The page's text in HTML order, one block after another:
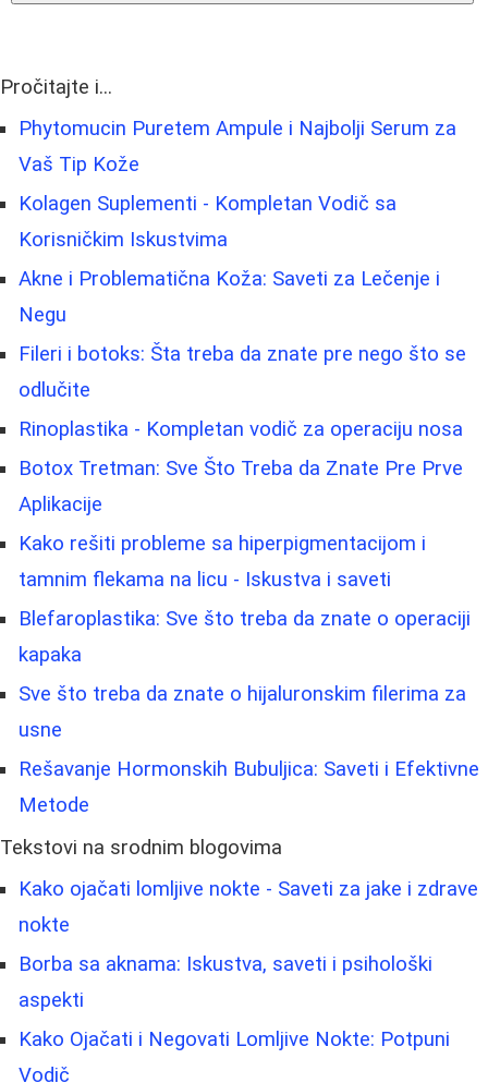
Pročitajte i...
Phytomucin Puretem Ampule i Najbolji Serum za
Vaš Tip Kože
Kolagen Suplementi - Kompletan Vodič sa
Korisničkim Iskustvima
Akne i Problematična Koža: Saveti za Lečenje i
Negu
Fileri i botoks: Šta treba da znate pre nego što se
odlučite
Rinoplastika - Kompletan vodič za operaciju nosa
Botox Tretman: Sve Što Treba da Znate Pre Prve
Aplikacije
Kako rešiti probleme sa hiperpigmentacijom i
tamnim flekama na licu - Iskustva i saveti
Blefaroplastika: Sve što treba da znate o operaciji
kapaka
Sve što treba da znate o hijaluronskim filerima za
usne
Rešavanje Hormonskih Bubuljica: Saveti i Efektivne
Metode
Tekstovi na srodnim blogovima
Kako ojačati lomljive nokte - Saveti za jake i zdrave
nokte
Borba sa aknama: Iskustva, saveti i psihološki
aspekti
Kako Ojačati i Negovati Lomljive Nokte: Potpuni
Vodič